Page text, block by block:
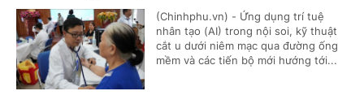
(Chinhphu.vn) - Ứng dụng trí tuệ
nhân tạo (AI) trong nội soi, kỹ thuật
cắt u dưới niêm mạc qua đường ống
mềm và các tiến bộ mới hướng tới...